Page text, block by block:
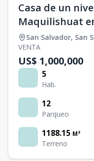
Casa de un
Maquilishuat
San Salvador, San
VENTA
US$ 1,000,000
5
Hab.
12
Parqueo
1188.15 M²
Terreno